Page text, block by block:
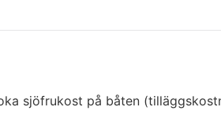
sjöfrukost på båten